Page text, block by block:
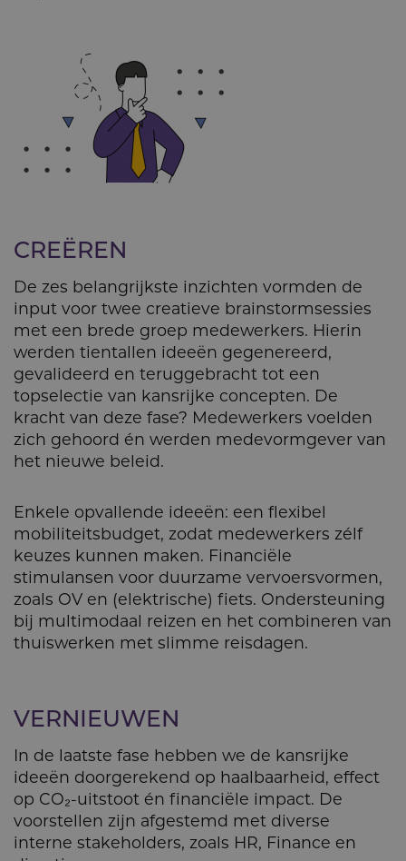
CREËREN
De zes belangrijkste inzichten vormden de
input voor twee creatieve brainstormsessies
met een brede groep medewerkers. Hierin
werden tientallen ideeën gegenereerd,
gevalideerd en teruggebracht tot een
topselectie van kansrijke concepten. De
kracht van deze fase? Medewerkers voelden
zich gehoord én werden medevormgever van
het nieuwe beleid.
Enkele opvallende ideeën: een flexibel
mobiliteitsbudget, zodat medewerkers zélf
keuzes kunnen maken. Financiële
stimulansen voor duurzame vervoersvormen,
zoals OV en (elektrische) fiets. Ondersteuning
bij multimodaal reizen en het combineren van
thuiswerken met slimme reisdagen.
VERNIEUWEN
In de laatste fase hebben we de kansrijke
ideeën doorgerekend op haalbaarheid, effect
op CO₂-uitstoot én financiële impact. De
voorstellen zijn afgestemd met diverse
interne stakeholders, zoals HR, Finance en